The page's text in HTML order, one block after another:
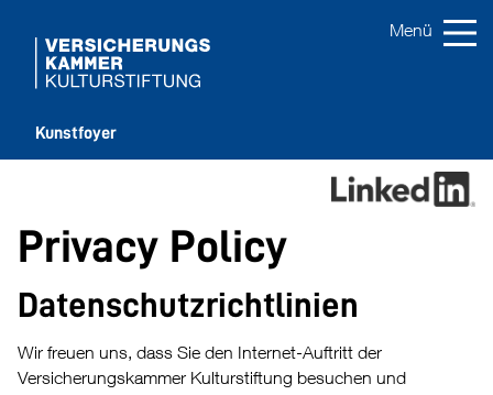
Kunstfoyer
Privacy Policy
Datenschutzrichtlinien
Wir freuen uns, dass Sie den Internet-Auftritt der
Versicherungskammer Kulturstiftung besuchen und